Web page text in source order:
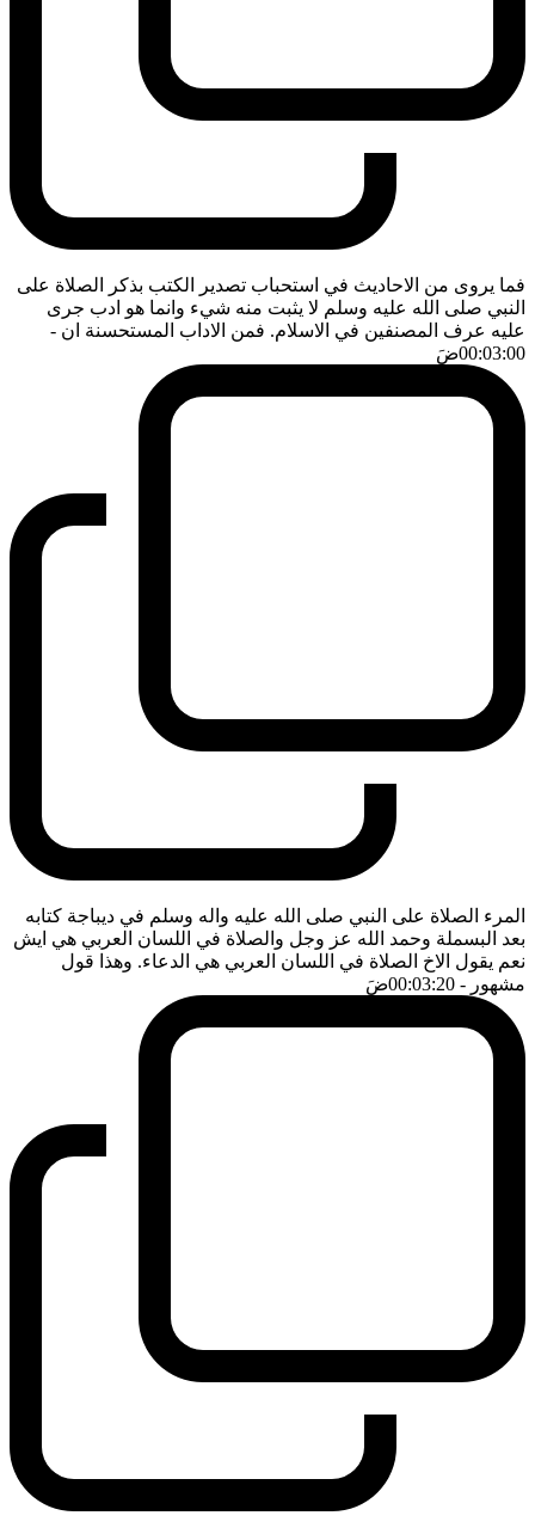
فما يروى من الاحاديث في استحباب تصدير الكتب بذكر الصلاة على
النبي صلى الله عليه وسلم لا يثبت منه شيء وانما هو ادب جرى
عليه عرف المصنفين في الاسلام. فمن الاداب المستحسنة ان -
00:03:00ضَ
المرء الصلاة على النبي صلى الله عليه واله وسلم في ديباجة كتابه
بعد البسملة وحمد الله عز وجل والصلاة في اللسان العربي هي ايش
نعم يقول الاخ الصلاة في اللسان العربي هي الدعاء. وهذا قول
مشهور - 00:03:20 ضَ